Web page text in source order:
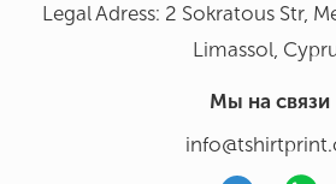
Legal Adress: 2 Sokratous Str,
Limassol,
Мы на связи